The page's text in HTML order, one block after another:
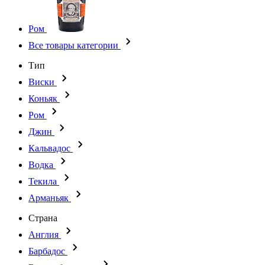
Ром
Все товары категории
Тип
Виски
Коньяк
Ром
Джин
Кальвадос
Водка
Текила
Арманьяк
Страна
Англия
Барбадос